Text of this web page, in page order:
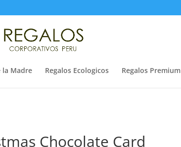
la Madre Regalos Ecologicos Regalos Premium
Chocolate Card